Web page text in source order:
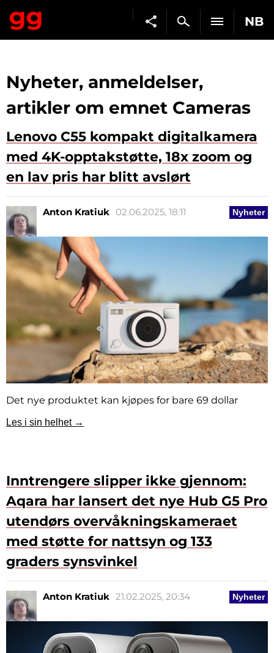
NB
Nyheter, anmeldelser,
artikler om emnet Cameras
Lenovo C55 kompakt digitalkamera
med 4K-opptakstøtte, 18x zoom og
en lav pris har blitt avslørt
Nyheter
Anton Kratiuk 02.06.2025, 18:11
Det nye produktet kan kjøpes for bare 69 dollar
Les i sin helhet →
Inntrengere slipper ikke gjennom:
Aqara har lansert det nye Hub G5 Pro
utendørs overvåkningskameraet
med støtte for nattsyn og 133
graders synsvinkel
Nyheter
Anton Kratiuk 21.02.2025, 20:34